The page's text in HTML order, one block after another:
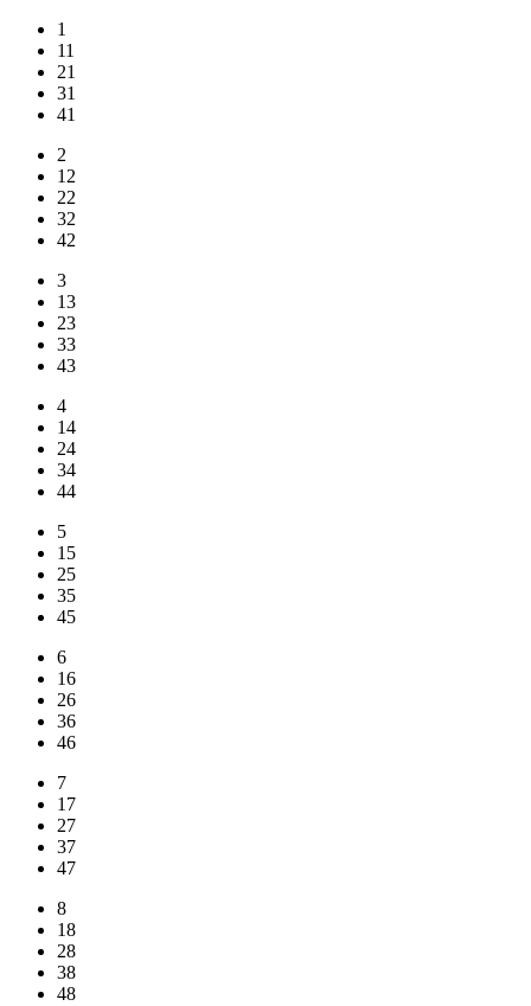
1
11
21
31
41
2
12
22
32
42
3
13
23
33
43
4
14
24
34
44
5
15
25
35
45
6
16
26
36
46
7
17
27
37
47
8
18
28
38
48